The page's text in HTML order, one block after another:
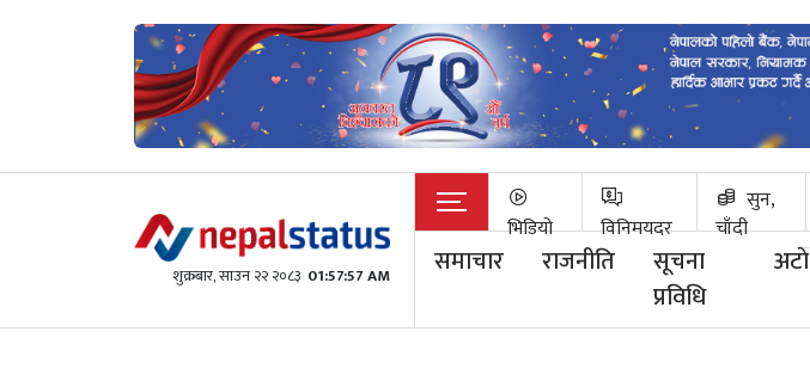
शुक्रबार​, साउन २२ २०८३ 01:57:57 AM
भिडियो विनिमयदर
सुन,
चाँदी
समाचार राजनीति
सूचना
प्रविधि
अटाे